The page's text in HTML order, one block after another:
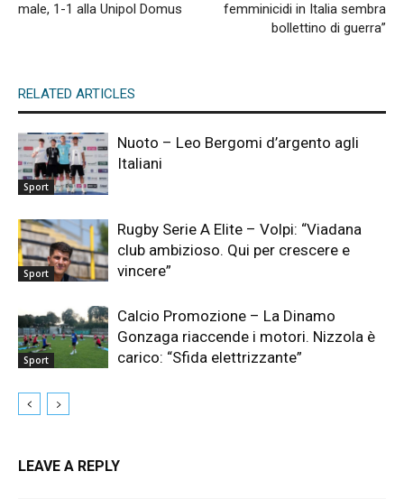
male, 1-1 alla Unipol Domus
femminicidi in Italia sembra
bollettino di guerra”
RELATED ARTICLES
Sport
Nuoto – Leo Bergomi d’argento agli
Italiani
Sport
Rugby Serie A Elite – Volpi: “Viadana
club ambizioso. Qui per crescere e
vincere”
Sport
Calcio Promozione – La Dinamo
Gonzaga riaccende i motori. Nizzola è
carico: “Sfida elettrizzante”
LEAVE A REPLY